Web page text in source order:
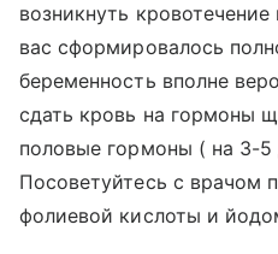
возникнуть
вас сформировалось
беременность вполне
сдать кровь на гормоны
половые гормоны ( на 3-5
Посоветуйтесь с врачом
фолиевой кислоты и